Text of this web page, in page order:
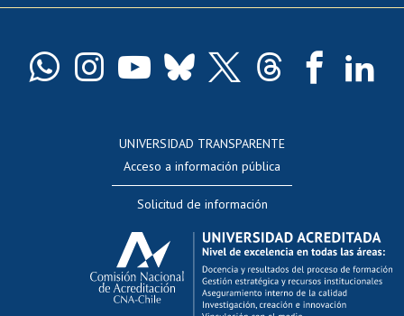
Docentes
Evaluación docente
Calificación académica
Postulación al AUCAI
Funcionarias/os
UNIVERSIDAD TRANSPARENTE
Acceso a información pública
Solicitud de información